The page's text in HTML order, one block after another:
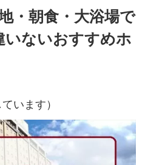
・朝食・大浴場で
いないおすすめホ
います）